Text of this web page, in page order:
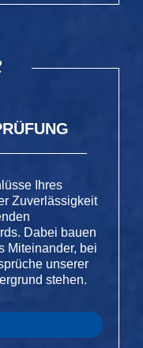
Ihres
Zuverlässigkeit
Dabei bauen
Miteinander, bei
unserer
stehen.